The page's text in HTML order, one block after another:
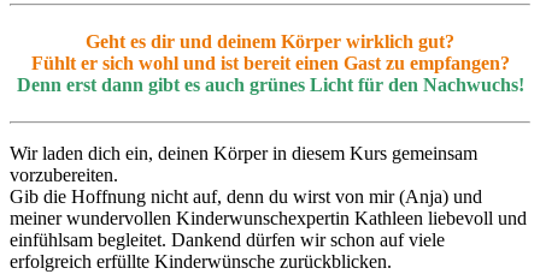
Geht es dir und deinem Körper wirklich gut?
Fühlt er sich wohl und ist bereit einen Gast zu empfangen?
Denn erst dann gibt es auch grünes Licht für den Nachwuchs!
Wir laden dich ein, deinen Körper in diesem Kurs gemeinsam
vorzubereiten.
Gib die Hoffnung nicht auf, denn du wirst von mir (Anja) und
meiner wundervollen Kinderwunschexpertin Kathleen liebevoll und
einfühlsam begleitet. Dankend dürfen wir schon auf viele
erfolgreich erfüllte Kinderwünsche zurückblicken.